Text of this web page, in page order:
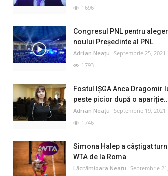
1696
Congresul PNL pentru
noului Preşedinte al PNL
Adrian Neațu Septembrie 25, 2021
1793
Fostul IȘGA Anca Dragomir
peste picior după o
Adrian Neațu Septembrie 19, 2021
1746
Simona Halep a câştigat
WTA de la Roma
Lăcrămioara Neațu Septembrie